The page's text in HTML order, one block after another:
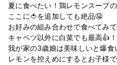
夏に食べたい！鶏レモンスープ
ここに🍅を追加しても絶品🤤
お好みの組み合わせで食べてみ
キャベツ以外に白菜でも最高👍！
我が家の3歳娘は美味しいと爆食
レモンを控えめにするとお子様